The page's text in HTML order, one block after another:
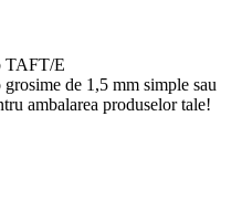
TAFT/E
de 1,5 mm simple sau
ambalarea produselor tale!